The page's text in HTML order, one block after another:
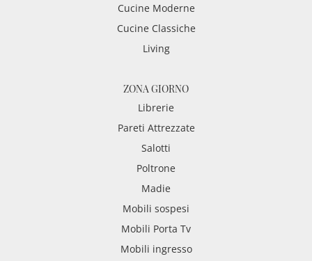
Cucine Moderne
Cucine Classiche
Living
ZONA GIORNO
Librerie
Pareti Attrezzate
Salotti
Poltrone
Madie
Mobili sospesi
Mobili Porta Tv
Mobili ingresso